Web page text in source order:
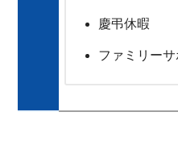
慶弔休暇
ファミリー